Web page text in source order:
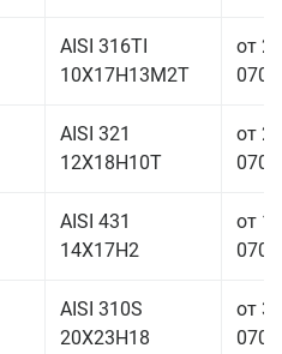
AISI 316TI
10Х17Н13М2Т
от
AISI 321
12Х18Н10Т
от
AISI 431
14Х17Н2
от
AISI 310S
20Х23Н18
от